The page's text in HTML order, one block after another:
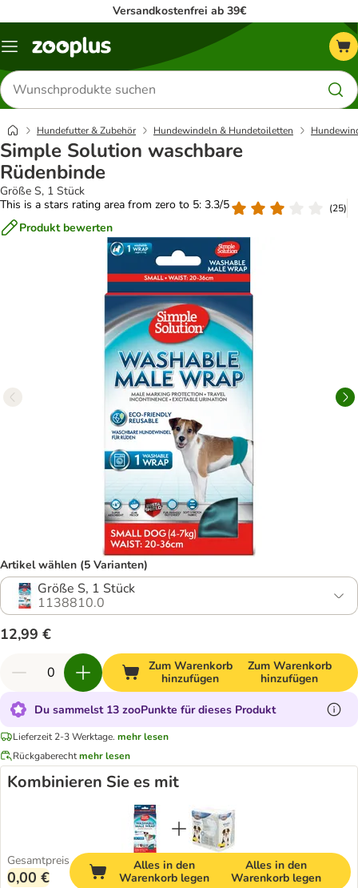
Versandkostenfrei ab 39€
Menü
Produkte
suchen
Hundefutter & Zubehör Hundewindeln & Hundetoiletten
Simple Solution waschbare
Rüdenbinde
Größe S, 1 Stück
This is a stars rating area from zero to 5: 3.3/5
(25)
Produkt bewerten
Artikel wählen (5 Varianten)
Größe S, 1 Stück
1138810.0
12,99 €
Zum Warenkorb
hinzufügen
Zum Warenkorb
hinzufügen
Du sammelst 13 zooPunkte für dieses Produkt
Lieferzeit 2-3 Werktage. mehr lesen
Rückgaberechtmehr lesen
Kombinieren Sie es mit
Gesamtpreis
0,00 €
Alles in den
Warenkorb legen
Alles in den
Warenkorb legen